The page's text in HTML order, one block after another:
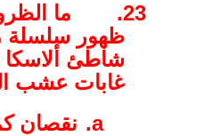
23.
ما
ظهور سلسلة
شاطئ ألاسكا
غابات عشب
a.
نقصان